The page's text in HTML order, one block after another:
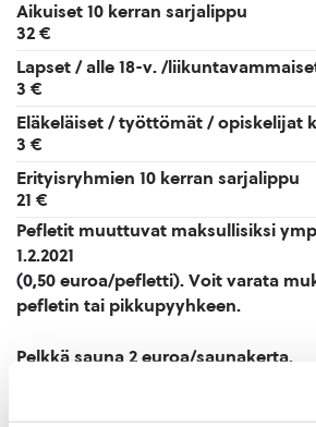
Aikuiset 10 kerran sarjalippu
32 €
Lapset / alle 18-v. /
3 €
Eläkeläiset / työttömät / opiskelijat
3 €
Erityisryhmien 10 kerran sarjalippu
21 €
Pefletit muuttuvat maksullisiksi
1.2.2021
(0,50 euroa/pefletti). Voit varata
pefletin tai pikkupyyhkeen.
Pelkkä sauna 2 euroa/saunakerta.